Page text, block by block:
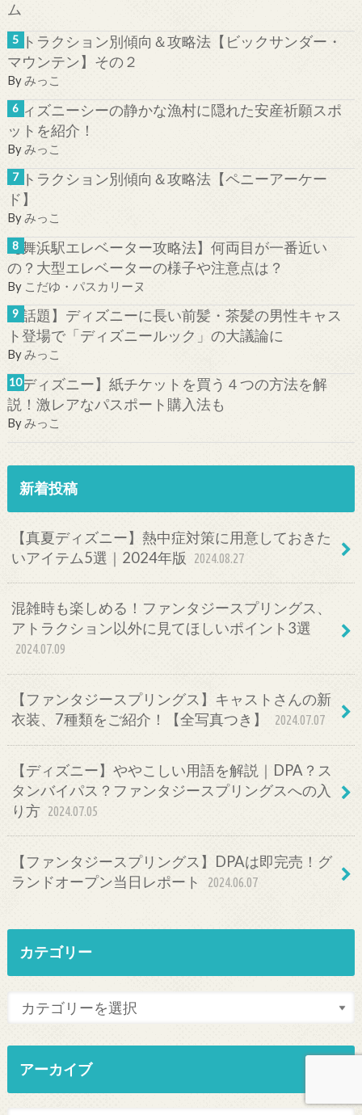
アトラクション別傾向＆攻略法【ビックサンダー・
マウンテン】その２
Byみっこ
ディズニーシーの静かな漁村に隠れた安産祈願スポ
ットを紹介！
Byみっこ
アトラクション別傾向＆攻略法【ペニーアーケー
ド】
Byみっこ
【舞浜駅エレベーター攻略法】何両目が一番近い
の？大型エレベーターの様子や注意点は？
By こだゆ・パスカリーヌ
【話題】ディズニーに長い前髪・茶髪の男性キャス
ト登場で「ディズニールック」の大議論に
Byみっこ
【ディズニー】紙チケットを買う４つの方法を解
説！激レアなパスポート購入法も
Byみっこ
新着投稿
【真夏ディズニー】熱中症対策に用意しておきた
いアイテム5選｜2024年版
2024.08.27
混雑時も楽しめる！ファンタジースプリングス、
アトラクション以外に見てほしいポイント3選
2024.07.09
【ファンタジースプリングス】キャストさんの新
衣装、7種類をご紹介！【全写真つき】
2024.07.07
【ディズニー】ややこしい用語を解説｜DPA？ス
タンバイパス？ファンタジースプリングスへの入
り方 2024.07.05
【ファンタジースプリングス】DPAは即完売！グ
ランドオープン当日レポート
2024.06.07
カテゴリー
アーカイブ